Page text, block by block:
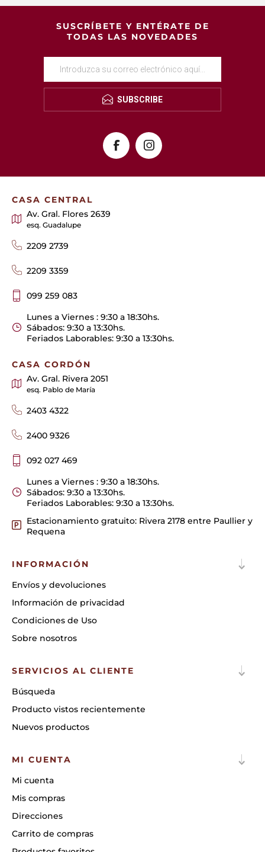
SUSCRÍBETE Y ENTÉRATE DE
TODAS LAS NOVEDADES
SUBSCRIBE
CASA CENTRAL
Av. Gral. Flores 2639
esq. Guadalupe
2209 2739
2209 3359
099 259 083
Lunes a Viernes : 9:30 a 18:30hs.
Sábados: 9:30 a 13:30hs.
Feriados Laborables: 9:30 a 13:30hs.
CASA CORDÓN
Av. Gral. Rivera 2051
esq. Pablo de María
2403 4322
2400 9326
092 027 469
Lunes a Viernes : 9:30 a 18:30hs.
Sábados: 9:30 a 13:30hs.
Feriados Laborables: 9:30 a 13:30hs.
Estacionamiento gratuito: Rivera 2178 entre Paullier y
Requena
INFORMACIÓN
Envíos y devoluciones
Información de privacidad
Condiciones de Uso
Sobre nosotros
SERVICIOS AL CLIENTE
Búsqueda
Producto vistos recientemente
Nuevos productos
MI CUENTA
Mi cuenta
Mis compras
Direcciones
Carrito de compras